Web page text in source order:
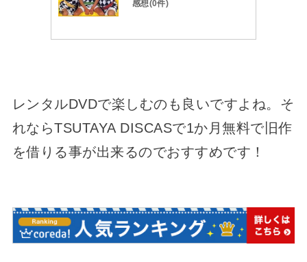
感想(0件)
レンタルDVDで楽しむのも良いですよね。そ
れならTSUTAYA DISCASで1か月無料で旧作
を借りる事が出来るのでおすすめです！